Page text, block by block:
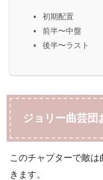
初期配置
前半〜中盤
後半〜ラスト
ジョリー曲芸団
このチャプターで敵
きます。